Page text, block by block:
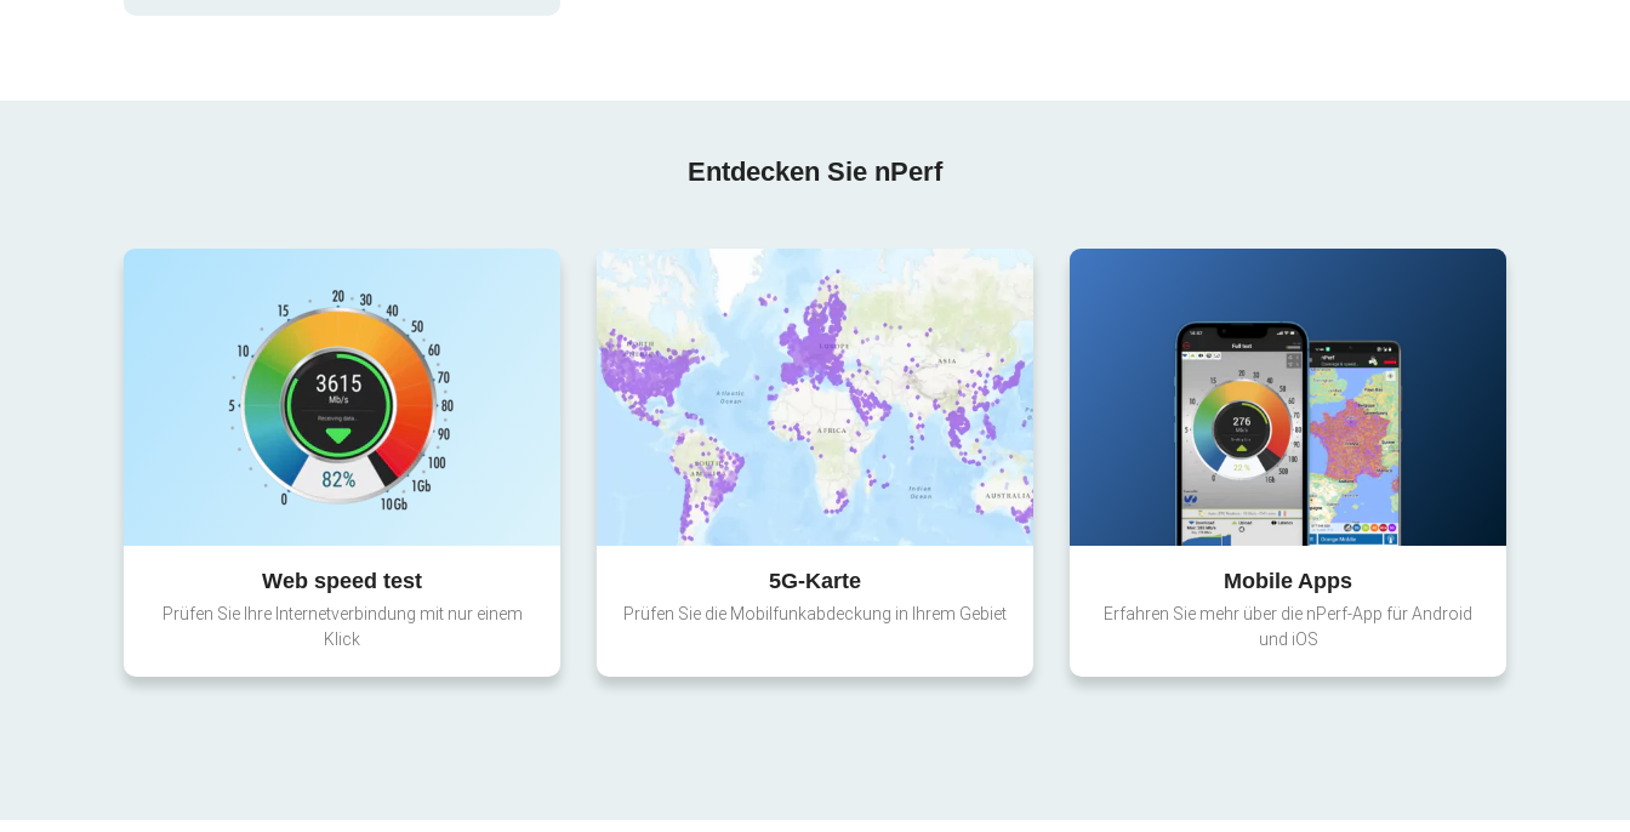
Entdecken Sie nPerf
Web speed test
Prüfen Sie Ihre Internetverbindung mit nur einem
Klick
5G-Karte
Prüfen Sie die Mobilfunkabdeckung in Ihrem Gebiet
Mobile Apps
Erfahren Sie mehr über die nPerf-App für Android
und iOS